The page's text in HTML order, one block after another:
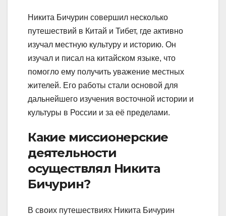
Никита Бичурин совершил несколько
путешествий в Китай и Тибет, где активно
изучал местную культуру и историю. Он
изучал и писал на китайском языке, что
помогло ему получить уважение местных
жителей. Его работы стали основой для
дальнейшего изучения восточной истории и
культуры в России и за её пределами.
Какие миссионерские
деятельности
осуществлял Никита
Бичурин?
В своих путешествиях Никита Бичурин